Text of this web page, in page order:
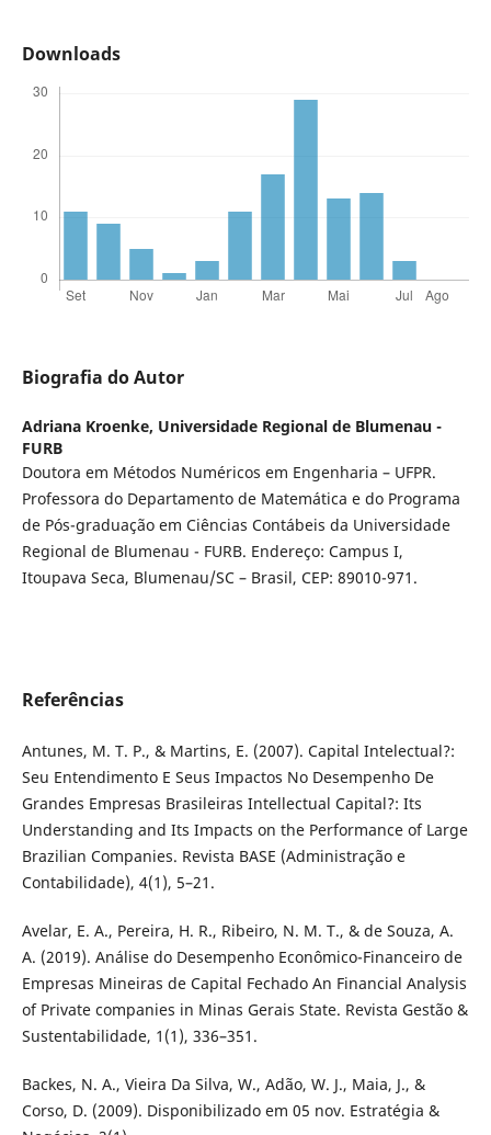
Downloads
Biografia do Autor
Adriana Kroenke, Universidade Regional de Blumenau -
FURB
Doutora em Métodos Numéricos em Engenharia – UFPR.
Professora do Departamento de Matemática e do Programa
de Pós-graduação em Ciências Contábeis da Universidade
Regional de Blumenau - FURB. Endereço: Campus I,
Itoupava Seca, Blumenau/SC – Brasil, CEP: 89010-971.
Referências
Antunes, M. T. P., & Martins, E. (2007). Capital Intelectual?:
Seu Entendimento E Seus Impactos No Desempenho De
Grandes Empresas Brasileiras Intellectual Capital?: Its
Understanding and Its Impacts on the Performance of Large
Brazilian Companies. Revista BASE (Administração e
Contabilidade), 4(1), 5–21.
Avelar, E. A., Pereira, H. R., Ribeiro, N. M. T., & de Souza, A.
A. (2019). Análise do Desempenho Econômico-Financeiro de
Empresas Mineiras de Capital Fechado An Financial Analysis
of Private companies in Minas Gerais State. Revista Gestão &
Sustentabilidade, 1(1), 336–351.
Backes, N. A., Vieira Da Silva, W., Adão, W. J., Maia, J., &
Corso, D. (2009). Disponibilizado em 05 nov. Estratégia &